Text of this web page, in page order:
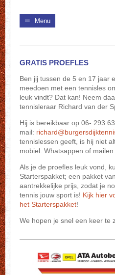
Menu
GRATIS PROEFLES
Ben jij tussen de 5 en 17 jaar
meedoen met een tennisles
leuk vindt? Dat kan! Neem
tennisleraar Richard van der
Hij is bereikbaar op 06- 293
mail:
tennislessen geeft, is hij niet
mobiel. Whatsappen of
Als je de proefles leuk vond,
Starterspakket; een pakket
aantrekkelijke prijs, zodat je
tennis jouw sport is! Kijk hier
het Starterspakket!
We hopen je snel een keer te